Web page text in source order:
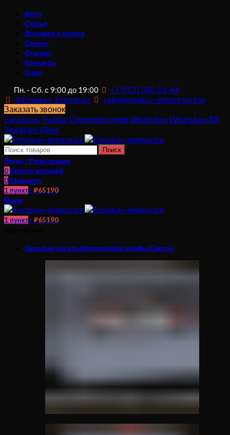
Фото
Статьи
Доставка и оплата
Сервис
Отзывы
Контакты
О нас
Пн. - Сб. с 9:00 до 19:00
+7 (952) 580-01-44
@Ermakov_Enterprise
sale@ermakov-enterprise.top
Заказать звонок
Facebook TwitterОдноклассники WhatsApp WhatsApp ВК
TelegramViber
Поиск
Логин / Регистрация
0Список желаний
0Сравнить
1 пункт/₽65190
Меню
1 пункт/₽65190
Зарядые-десульфатирующие шкафы Светоч